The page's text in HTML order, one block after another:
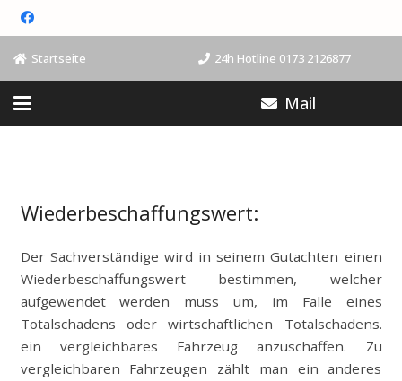
Startseite 24h Hotline 0173 2126877
Mail
Wiederbeschaffungswert:
Der Sachverständige wird in seinem Gutachten einen
Wiederbeschaffungswert bestimmen, welcher
aufgewendet werden muss um, im Falle eines
Totalschadens oder wirtschaftlichen Totalschadens.
ein vergleichbares Fahrzeug anzuschaffen. Zu
vergleichbaren Fahrzeugen zählt man ein anderes